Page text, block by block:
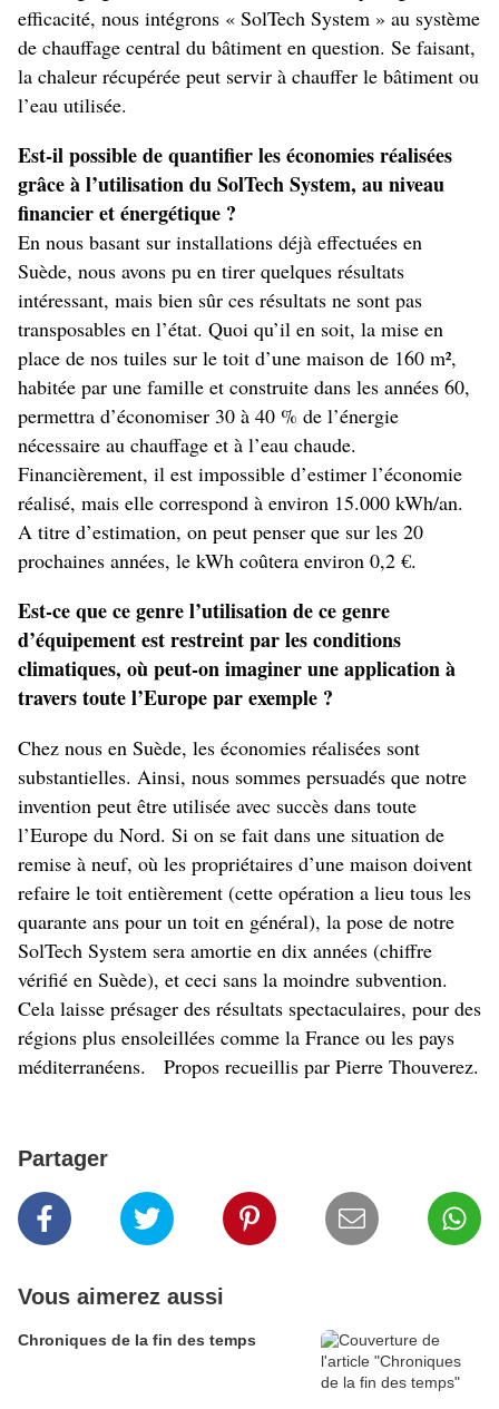
efficacité, nous intégrons « SolTech System » au système
de chauffage central du bâtiment en question. Se faisant,
la chaleur récupérée peut servir à chauffer le bâtiment ou
l’eau utilisée.
Est-il possible de quantifier les économies réalisées
grâce à l’utilisation du SolTech System, au niveau
financier et énergétique ?
En nous basant sur installations déjà effectuées en
Suède, nous avons pu en tirer quelques résultats
intéressant, mais bien sûr ces résultats ne sont pas
transposables en l’état. Quoi qu’il en soit, la mise en
place de nos tuiles sur le toit d’une maison de 160 m²,
habitée par une famille et construite dans les années 60,
permettra d’économiser 30 à 40 % de l’énergie
nécessaire au chauffage et à l’eau chaude.
Financièrement, il est impossible d’estimer l’économie
réalisé, mais elle correspond à environ 15.000 kWh/an.
A titre d’estimation, on peut penser que sur les 20
prochaines années, le kWh coûtera environ 0,2 €.
Est-ce que ce genre l’utilisation de ce genre
d’équipement est restreint par les conditions
climatiques, où peut-on imaginer une application à
travers toute l’Europe par exemple ?
Chez nous en Suède, les économies réalisées sont
substantielles. Ainsi, nous sommes persuadés que notre
invention peut être utilisée avec succès dans toute
l’Europe du Nord. Si on se fait dans une situation de
remise à neuf, où les propriétaires d’une maison doivent
refaire le toit entièrement (cette opération a lieu tous les
quarante ans pour un toit en général), la pose de notre
SolTech System sera amortie en dix années (chiffre
vérifié en Suède), et ceci sans la moindre subvention.
Cela laisse présager des résultats spectaculaires, pour des
régions plus ensoleillées comme la France ou les pays
méditerranéens. Propos recueillis par Pierre Thouverez.
Partager
Vous aimerez aussi
Chroniques de la fin des temps